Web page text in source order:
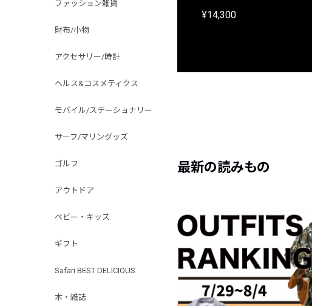
ファッション雑貨
財布/小物
アクセサリー/時計
ヘルス&コスメティクス
モバイル/ステーショナリー
サーフ/マリングッズ
ゴルフ
アウトドア
ベビー・キッズ
ギフト
Safari BEST DELICIOUS
本・雑誌
¥14,300
最新の読みもの